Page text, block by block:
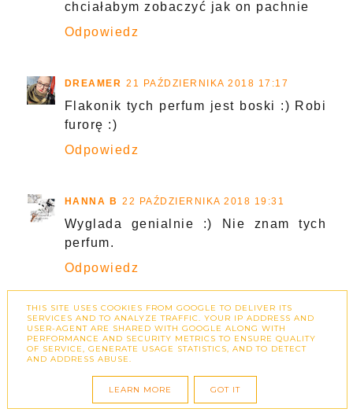
chciałabym zobaczyć jak on pachnie
Odpowiedz
DREAMER 21 PAŹDZIERNIKA 2018 17:17
Flakonik tych perfum jest boski :) Robi
furorę :)
Odpowiedz
HANNA B 22 PAŹDZIERNIKA 2018 19:31
Wyglada genialnie :) Nie znam tych
perfum.
Odpowiedz
EMI 23 PAŹDZIERNIKA 2018 00:26
Flakonik jest obledny. Jestem bardzo
ciekawa tego zapachu.
Odpowiedz
THIS SITE USES COOKIES FROM GOOGLE TO DELIVER ITS
SERVICES AND TO ANALYZE TRAFFIC. YOUR IP ADDRESS AND
USER-AGENT ARE SHARED WITH GOOGLE ALONG WITH
PERFORMANCE AND SECURITY METRICS TO ENSURE QUALITY
OF SERVICE, GENERATE USAGE STATISTICS, AND TO DETECT
AND ADDRESS ABUSE.
LEARN MORE GOT IT